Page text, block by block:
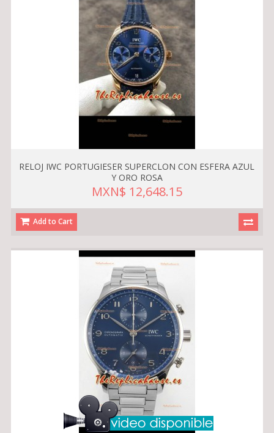
RELOJ IWC PORTUGIESER SUPERCLON CON ESFERA AZUL
Y ORO ROSA
MXN$ 12,648.15
Add to Cart